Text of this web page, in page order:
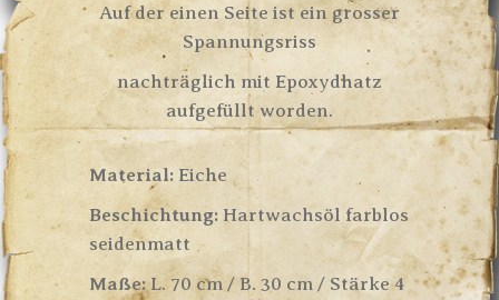
Auf der einen Seite ist ein grosser
Spannungsriss
nachträglich mit Epoxydhatz
aufgefüllt worden.
Material: Eiche
Beschichtung: Hartwachsöl farblos
seidenmatt
Maße:L. 70 cm / B. 30 cm / Stärke 4